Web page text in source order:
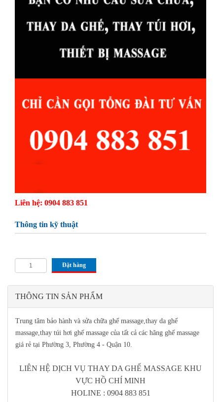
Liên hệ: 0904 883 851
Thông tin kỹ thuật
Đặt hàng
THÔNG TIN SẢN PHẨM
Trung tâm bảo hành và sửa chữa ghế massage,thay da ghế
massage,thay túi hơi ghế massage của tất cả các hãng ghế massage
giá rẻ tại Phường 3, Phường 4 - Quận 10.
LIÊN HỆ DỊCH VỤ THAY DA GHẾ MASSAGE KHU
VỰC HỒ CHÍ MINH
HOLINE : 0904 883 851